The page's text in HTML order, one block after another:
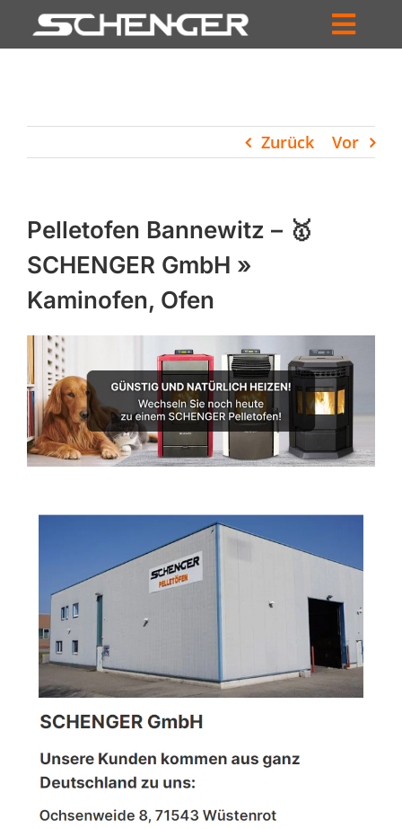
Inhalt
HÄNDLERSUCHE
UNTERNEHMEN
PROFIL
WARENKORB
PRODUCTS
SEARCH
Zurück Vor
Pelletofen Bannewitz – 🥇
SCHENGER GmbH »
Kaminofen, Ofen